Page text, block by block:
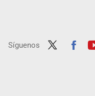
Síguenos